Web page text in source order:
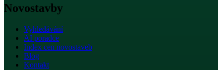
Novostavby
Vyhledávání
AI poradce
Index cen novostaveb
Blog
Kontakt